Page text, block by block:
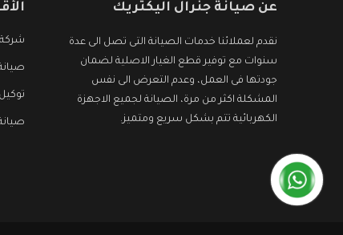
عن صيانة جنرال اليكتريك
نقدم لعملائنا خدمات الصيانة التى تصل الى عدة
سنوات مع توفير قطع الغيار الاصلية لضمان
جودتها فى العمل، وعدم التعرض الى نفس
المشكلة اكثر من مرة، الصيانة لجميع الاجهزة
الكهربائية تتم بشكل سريع ومتميز.
شركة